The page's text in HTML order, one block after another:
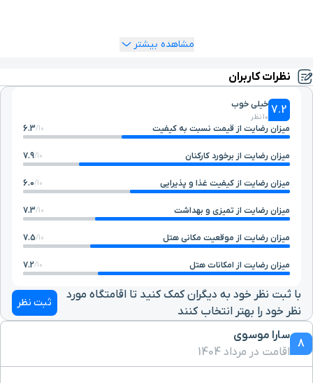
مراجعه کنید و اتاق موردنظر خود را رزرو نمایید.
مشاهده بیشتر
نظرات کاربران
7.2 خیلی خوب
10 نظر
میزان رضایت از قیمت نسبت به کیفیت 10/
6.3
میزان رضایت از برخورد کارکنان 10/
7.9
میزان رضایت از کیفیت غذا و پذیرایی 10/
6.0
میزان رضایت از تمیزی و بهداشت 10/
7.3
میزان رضایت از موقعیت مکانی هتل 10/
7.5
میزان رضایت از امکانات هتل 10/
7.2
با ثبت نظر خود به دیگران کمک کنید تا اقامتگاه مورد
نظر خود را بهتر انتخاب کنند
ثبت نظر
8
سارا موسوی
اقامت در مرداد 1404